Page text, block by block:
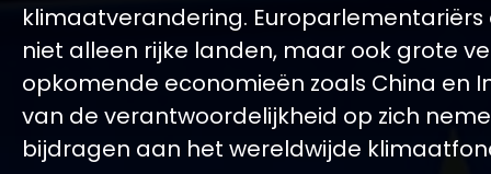
klimaatverandering. Europarlementariërs
niet alleen rijke landen, maar ook grote
opkomende economieën zoals China en
van de verantwoordelijkheid op zich
bijdragen aan het wereldwijde